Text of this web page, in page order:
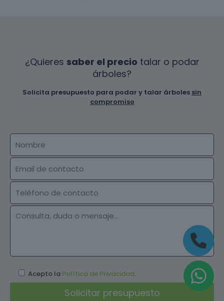
¿Quieres saber el precio talar o podar
árboles?
Solicita presupuesto para podar y talar árboles sin
compromiso
Acepto la Política de Privacidad.